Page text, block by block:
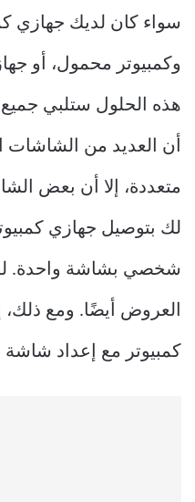
سواء كان لديك جهازي
وكمبيوتر محمول، أو
هذه الحلول ستلبي
أن العديد من الشاشات
متعددة، إلا أن بعض
لك بتوصيل جهازي
شخصي بشاشة واحدة.
العروض أيضًا. ومع ذلك،
كمبيوتر مع إعداد شاشة